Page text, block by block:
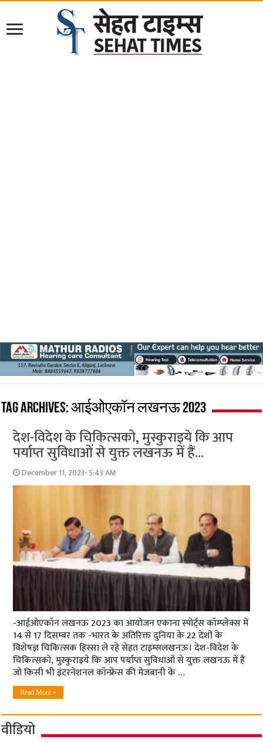
Tag Archives:आईओएकॉन लखनऊ 2023
देश-विदेश के चिकित्सको, मुस्कुराइये कि आप
पर्याप्त सुविधाओं से युक्त लखनऊ में हैं…
December 11, 2023- 5:43 AM
-आईओएकॉन लखनऊ 2023 का आयोजन एकाना स्पोर्ट्स कॉम्प्लेक्स में
14 से 17 दिसम्बर तक -भारत के अतिरिक्त दुनिया के 22 देशों के
विशेषज्ञ चिकित्सक हिस्सा ले रहे सेहत टाइम्सलखनऊ। देश-विदेश के
चिकित्सको, मुस्कुराइये कि आप पर्याप्त सुविधाओं से युक्त लखनऊ में हैं
जो किसी भी इंटरनेशनल कॉन्फ्रेंस की मेजबानी के …
Read More »
वीडियो